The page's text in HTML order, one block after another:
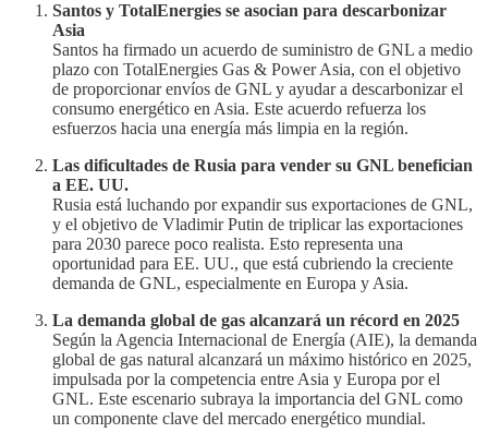
Santos y TotalEnergies se asocian para descarbonizar
Asia
Santos ha firmado un acuerdo de suministro de GNL a medio
plazo con TotalEnergies Gas & Power Asia, con el objetivo
de proporcionar envíos de GNL y ayudar a descarbonizar el
consumo energético en Asia. Este acuerdo refuerza los
esfuerzos hacia una energía más limpia en la región.
Las dificultades de Rusia para vender su GNL benefician
a EE. UU.
Rusia está luchando por expandir sus exportaciones de GNL,
y el objetivo de Vladimir Putin de triplicar las exportaciones
para 2030 parece poco realista. Esto representa una
oportunidad para EE. UU., que está cubriendo la creciente
demanda de GNL, especialmente en Europa y Asia.
La demanda global de gas alcanzará un récord en 2025
Según la Agencia Internacional de Energía (AIE), la demanda
global de gas natural alcanzará un máximo histórico en 2025,
impulsada por la competencia entre Asia y Europa por el
GNL. Este escenario subraya la importancia del GNL como
un componente clave del mercado energético mundial.